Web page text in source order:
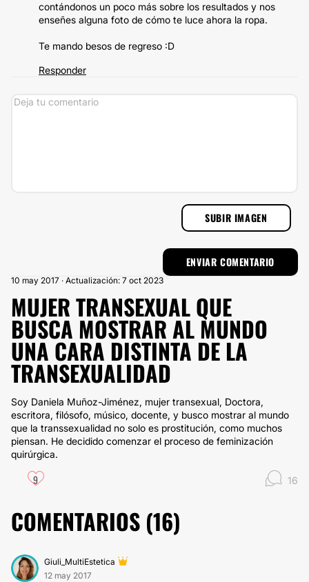
contándonos un poco más sobre los resultados y nos
enseñes alguna foto de cómo te luce ahora la ropa.
Te mando besos de regreso :D
Responder
SUBIR IMAGEN
10 may 2017 · Actualización: 7 oct 2023
MUJER TRANSEXUAL QUE
BUSCA MOSTRAR AL MUNDO
UNA CARA DISTINTA DE LA
TRANSEXUALIDAD
Soy Daniela Muñoz-Jiménez, mujer transexual, Doctora,
escritora, filósofo, músico, docente, y busco mostrar al mundo
que la transsexualidad no solo es prostitución, como muchos
piensan. He decidido comenzar el proceso de feminización
quirúrgica.
9 16
COMENTARIOS (16)
Giuli_MultiEstetica
12 may 2017